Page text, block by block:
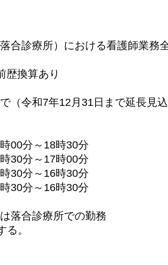
診療所）における看護師業務
換算あり
令和7年12月31日まで延長見込
分～18時30分
分～17時00分
分～16時30分
分～16時30分
合診療所での勤務
。